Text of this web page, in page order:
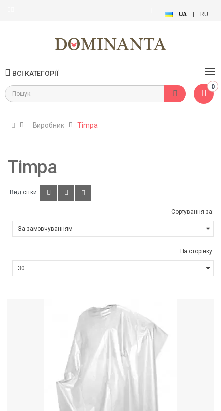
UA RU
ВСІ КАТЕГОРІЇ
0
Виробник Timpa
Timpa
Вид сітки:
Сортування за:
На сторінку: